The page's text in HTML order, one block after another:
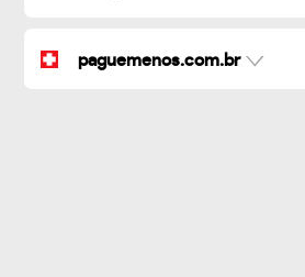
paguemenos.com.br